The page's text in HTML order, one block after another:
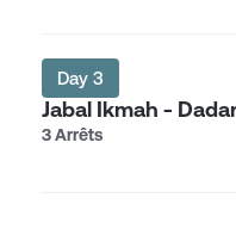
Day 3
Jabal Ikmah -
3 Arrêts